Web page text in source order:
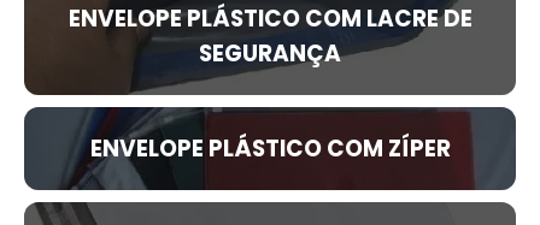
ENVELOPE PLÁSTICO COM LACRE DE
SEGURANÇA
ENVELOPE PLÁSTICO COM ZÍPER